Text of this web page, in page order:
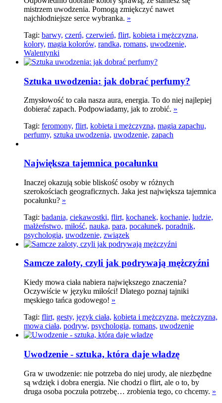
mistrzem uwodzenia. Pomogą zmiękczyć nawet
najchłodniejsze serce wybranka. »
Tagi: barwy, czerń, czerwień, flirt, kobieta i mężczyzna,
kolory, magia kolorów, randka, romans, uwodzenie,
Walentynki
Sztuka uwodzenia: jak dobrać perfumy?
Zmysłowość to cała nasza aura, energia. To do niej najlepiej
dobierać zapach. Podpowiadamy, jak to zrobić. »
Tagi: feromony, flirt, kobieta i mężczyzna, magia zapachu,
perfumy, sztuka uwodzenia, uwodzenie, zapach
Największa tajemnica pocałunku
Inaczej okazują sobie bliskość osoby w różnych
szerokościach geograficznych. Jaka jest największa tajemnica
pocałunku? »
Tagi: badania, ciekawostki, flirt, kochanek, kochanie, ludzie,
małżeństwo, miłość, nauka, para, pocałunek, poradnik,
psychologia, uwodzenie, związek
Samcze zaloty, czyli jak podrywają mężczyźni
Kiedy mowa ciała nabiera największego znaczenia?
Oczywiście w języku miłości! Dlatego poznaj tajniki
męskiego tańca godowego! »
Tagi: flirt, gesty, język ciała, kobieta i mężczyzna, mężczyzna,
mowa ciała, podryw, psychologia, romans, uwodzenie
Uwodzenie - sztuka, która daje władzę
Gra w uwodzenie: nie potrzeba do niej urody, ale niezbędne
są wdzięk i dobra energia. Nie chodzi o flirt, ale o to, by
druga osoba poczuła potrzebę… zrobienia tego, co chcemy. »